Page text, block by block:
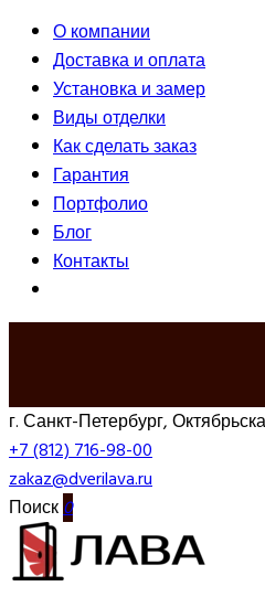
О компании
Доставка и оплата
Установка и замер
Виды отделки
Как сделать заказ
Гарантия
Портфолио
Блог
Контакты
г. Санкт-Петербург,
+7 (812) 716-98-00
zakaz@dverilava.ru
Поиск0